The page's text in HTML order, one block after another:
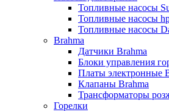
Топливные насосы
Топливные насосы
Топливные насосы
Brahma
Датчики Brahma
Блоки управления
Платы электронные
Клапаны Brahma
Трансформаторы
Горелки